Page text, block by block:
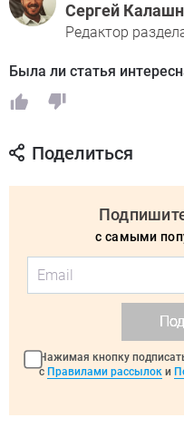
Сергей
Редактор
Была ли статья
Поделиться
с самыми
Нажимая кнопку
с Правилами рассылок и